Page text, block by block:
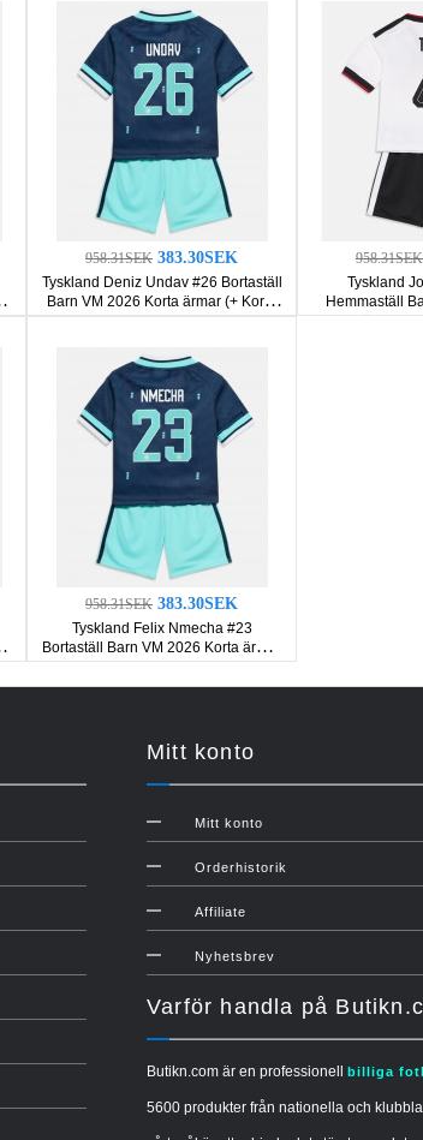
958.31SEK 383.30SEK
Tyskland Deniz Undav #26 Bortaställ
Barn VM 2026 Korta ärmar (+ Korta
byxor)
958.31SEK
Tyskland
Hemmaställ
ärmar (+
958.31SEK 383.30SEK
Tyskland Felix Nmecha #23
Bortaställ Barn VM 2026 Korta ärmar
(+ Korta byxor)
Mitt konto
Mitt konto
Orderhistorik
Affiliate
Nyhetsbrev
Varför handla på
Butikn.com är en professionell billiga
5600 produkter från nationella och